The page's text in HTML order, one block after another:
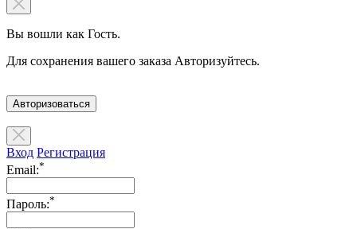
Вы вошли как Гость.
Для сохранения вашего заказа Авторизуйтесь.
Авторизоваться
Вход Регистрация
Email:*
Пароль:*